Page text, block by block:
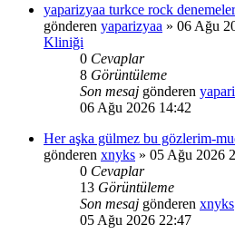
yaparizyaa turkce rock
gönderen yaparizyaa » 06 Ağu
Kliniği
0 Cevaplar
8 Görüntüleme
Son mesaj gönderen
06 Ağu 2026 14:42
Her aşka gülmez bu gözlerim-
gönderen xnyks » 05 Ağu 2026
0 Cevaplar
13 Görüntüleme
Son mesaj gönderen xnyks
05 Ağu 2026 22:47